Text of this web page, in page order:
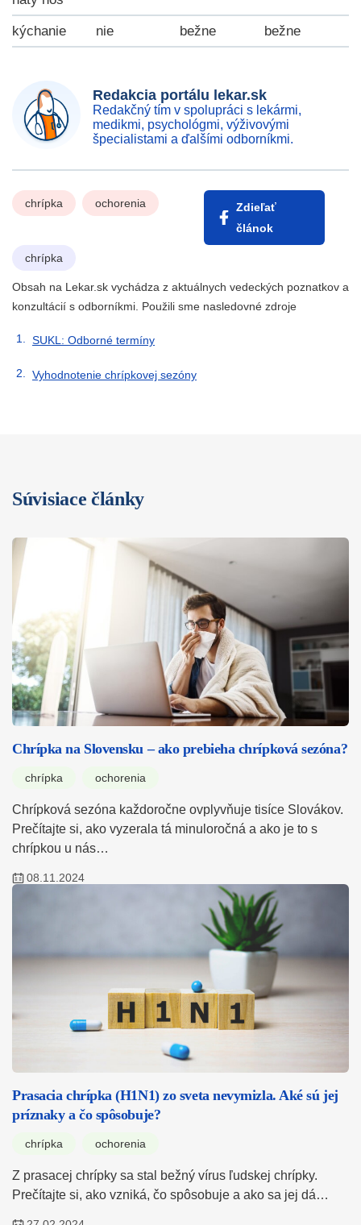
kýchanie nie bežne bežne
Redakcia portálu lekar.sk
Redakčný tím v spolupráci s lekármi,
medikmi, psychológmi, výživovými
špecialistami a ďalšími odborníkmi.
chrípka ochorenia
Zdieľať
článok
chrípka
Obsah na Lekar.sk vychádza z aktuálnych vedeckých poznatkov a
konzultácií s odborníkmi. Použili sme nasledovné zdroje
SUKL: Odborné termíny
Vyhodnotenie chrípkovej sezóny
Súvisiace články
Chrípka na Slovensku – ako prebieha chrípková sezóna?
chrípka ochorenia
Chrípková sezóna každoročne ovplyvňuje tisíce Slovákov.
Prečítajte si, ako vyzerala tá minuloročná a ako je to s
chrípkou u nás…
08.11.2024
Prasacia chrípka (H1N1) zo sveta nevymizla. Aké sú jej
príznaky a čo spôsobuje?
chrípka ochorenia
Z prasacej chrípky sa stal bežný vírus ľudskej chrípky.
Prečítajte si, ako vzniká, čo spôsobuje a ako sa jej dá…